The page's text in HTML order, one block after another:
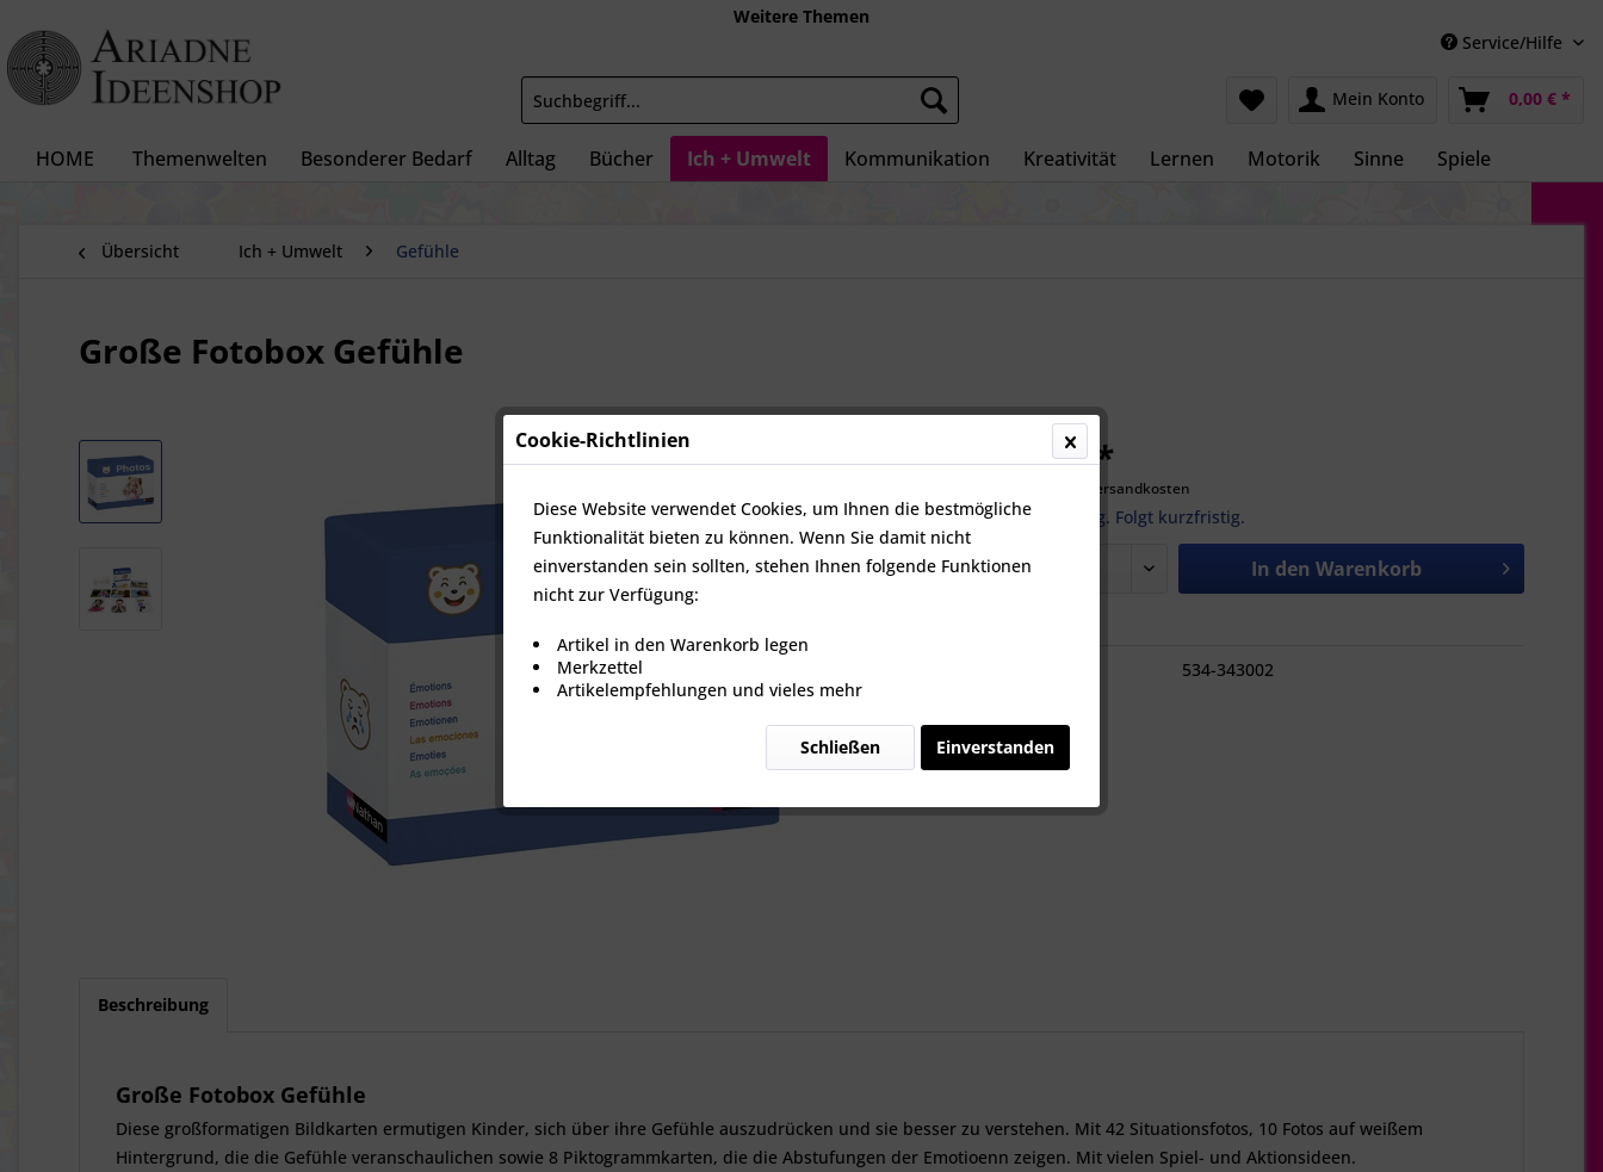
Weitere Themen
Service/Hilfe
Mein Konto 0,00 € *
HOME Themenwelten Besonderer Bedarf Alltag Bücher Ich + Umwelt Kommunikation Kreativität Lernen Motorik Sinne Spiele
Übersicht Ich + Umwelt Gefühle
Große Fotobox Gefühle
49,95 € *
zzgl. Versandkosten
Nicht vorrätig. Folgt kurzfristig.
In den Warenkorb
534-343002
Beschreibung
Große Fotobox Gefühle
Diese großformatigen Bildkarten ermutigen Kinder, sich über ihre Gefühle auszudrücken und sie besser zu verstehen. Mit 42 Situationsfotos, 10 Fotos auf weißem
Hintergrund, die die Gefühle veranschaulichen sowie 8 Piktogrammkarten, die die Abstufungen der Emotioenn zeigen. Mit vielen Spiel- und Aktionsideen.
Cookie-Richtlinien
Diese Website verwendet Cookies, um Ihnen die bestmögliche
Funktionalität bieten zu können. Wenn Sie damit nicht
einverstanden sein sollten, stehen Ihnen folgende Funktionen
nicht zur Verfügung:
Artikel in den Warenkorb legen
Merkzettel
Artikelempfehlungen und vieles mehr
Einverstanden
Schließen